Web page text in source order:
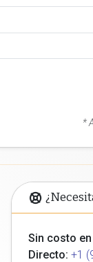
*
Sin costo en
Directo: +1